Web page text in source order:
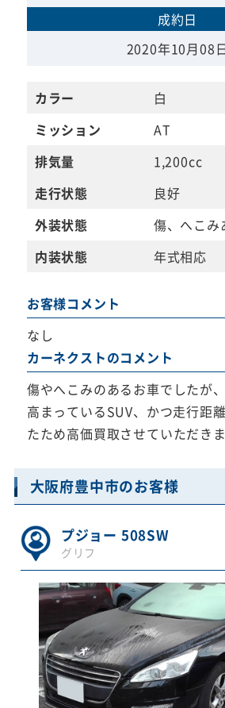
成約日
2020年10月08
カラー
白
ミッション
AT
排気量
1,200cc
走行状態
良好
外装状態
傷、へこみ
内装状態
年式相応
お客様コメント
なし
カーネクストのコメント
傷やへこみのあるお車でしたが
高まっているSUV、かつ走行距
たため高価買取させていただきま
大阪府豊中市のお客様
プジョー 508SW
グリフ